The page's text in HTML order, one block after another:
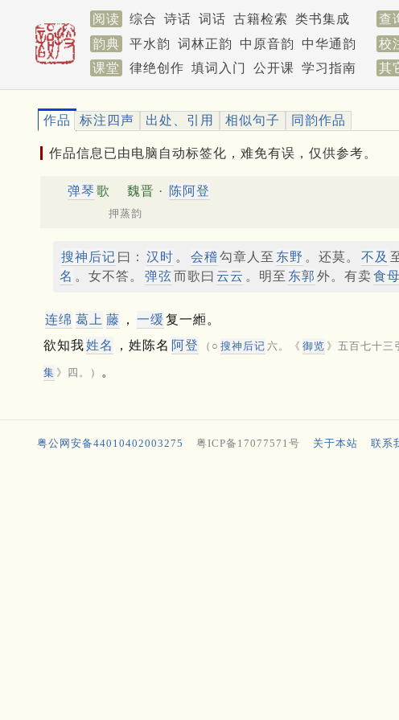
阅读 综合 诗话 词话 古籍检索 类书集成 查
韵典
平水韵 词林正韵 中原音韵 中华通韵 校
课堂
律绝创作 填词入门 公开课 学习指南 其
作品 标注四声 出处、引用 相似句子 同韵作品
作品信息已由电脑自动标签化，难免有误，仅供参考。
弹琴 歌 魏晋 · 陈阿登
押蒸韵
搜神后记 曰： 汉时 。 会稽勾章人至 东野 。还莫。 不及
名 。女不答。 弹弦而歌曰 云云 。明至 东郭 外。有卖食母
连绵 葛上 藤 ， 一缓复一縆。
欲知我姓名 ，姓陈名 阿登 （○ 搜神后记 六。《 御览 》五百七十三引
集 》四。） 。
粤公网安备44010402003275 粤ICP备17077571号 关于本站 联系